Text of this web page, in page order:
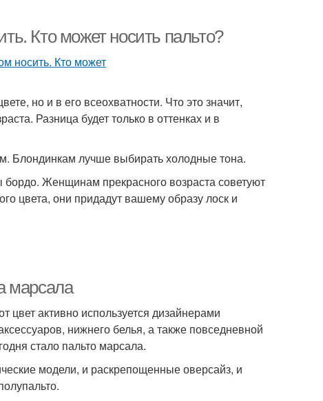
Кто может носить пальто?
но и в его всеохватности. Что это значит,
Разница будет только в оттенках и в
Блондинкам лучше выбирать холодные тона.
Женщинам прекрасного возраста советуют
цвета, они придадут вашему образу лоск и
марсала
активно используется дизайнерами
нижнего белья, а также повседневной
стало пальто марсала.
модели, и раскрепощенные оверсайз, и